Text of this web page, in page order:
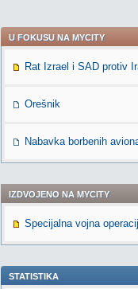
U FOKUSU NA MYCITY
Rat Izrael i SAD protiv
Orešnik
Nabavka borbenih
IZDVOJENO NA MYCITY
Specijalna vojna
STATISTIKA